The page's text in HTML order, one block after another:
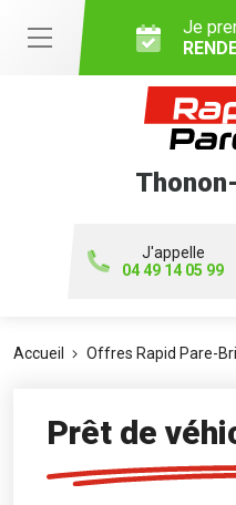
Je
J'appelle
04 49 14 05 99
Accueil Offres Rapid Pare-
Prêt de